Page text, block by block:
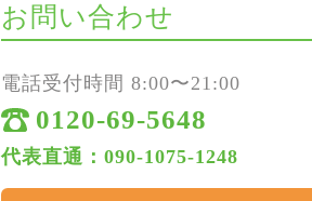
お問い合わせ
電話受付時間 8:00〜21:00
0120-69-5648
代表直通：090-1075-1248